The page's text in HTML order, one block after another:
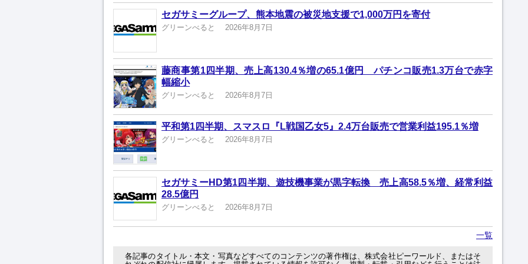
セガサミーグループ、熊本地震の被災地支援で1,000万円を寄付
グリーンべると 2026年8月7日
藤商事第1四半期、売上高130.4％増の65.1億円 パチンコ販売1.3万台で赤字
幅縮小
グリーンべると 2026年8月7日
平和第1四半期、スマスロ『L戦国乙女5』2.4万台販売で営業利益195.1％増
グリーンべると 2026年8月7日
セガサミーHD第1四半期、遊技機事業が黒字転換 売上高58.5％増、経常利益
28.5億円
グリーンべると 2026年8月7日
一覧
各記事のタイトル・本文・写真などすべてのコンテンツの著作権は、株式会社ピーワールド、またはそ